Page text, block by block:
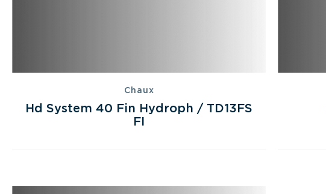
Chaux
Hd System 40 Fin Hydroph / TD13FS
FI